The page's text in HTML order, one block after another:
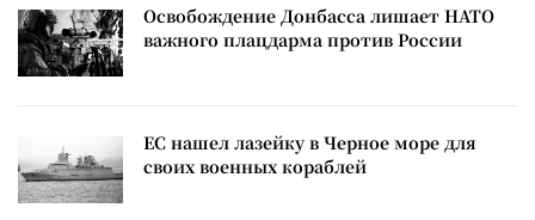
Освобождение Донбасса лишает НАТО
важного плацдарма против России
ЕС нашел лазейку в Черное море для
своих военных кораблей